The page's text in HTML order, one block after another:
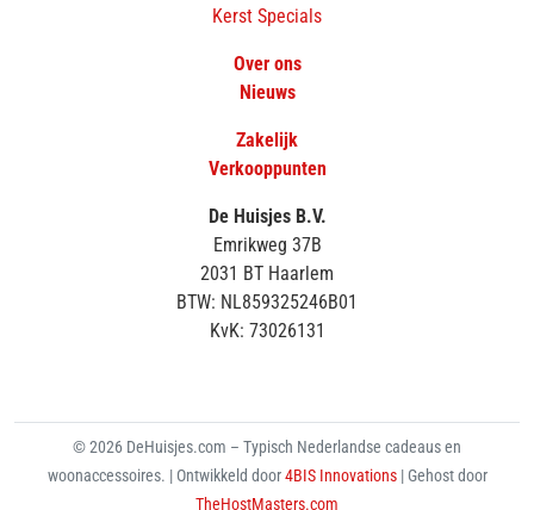
Kerst Specials
Over ons
Nieuws
Zakelijk
Verkooppunten
De Huisjes B.V.
Emrikweg 37B
2031 BT Haarlem
BTW: NL859325246B01
KvK: 73026131
© 2026 DeHuisjes.com – Typisch Nederlandse cadeaus en
woonaccessoires. | Ontwikkeld door4BIS Innovations | Gehost door
TheHostMasters.com